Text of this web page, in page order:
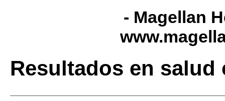
- Magellan
Resultados en salud